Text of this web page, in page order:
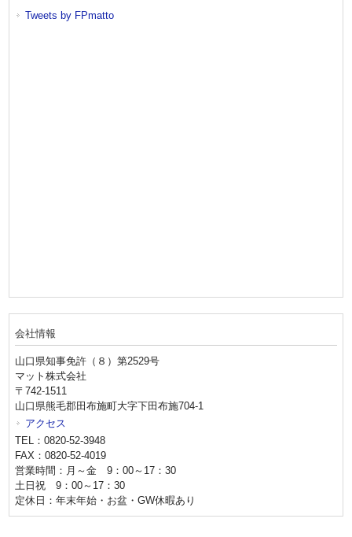
Tweets by FPmatto
会社情報
山口県知事免許（８）第2529号
マット株式会社
〒742-1511
山口県熊毛郡田布施町大字下田布施704-1
アクセス
TEL：0820-52-3948
FAX：0820-52-4019
営業時間：月～金 9：00～17：30
土日祝 9：00～17：30
定休日：年末年始・お盆・GW休暇あり